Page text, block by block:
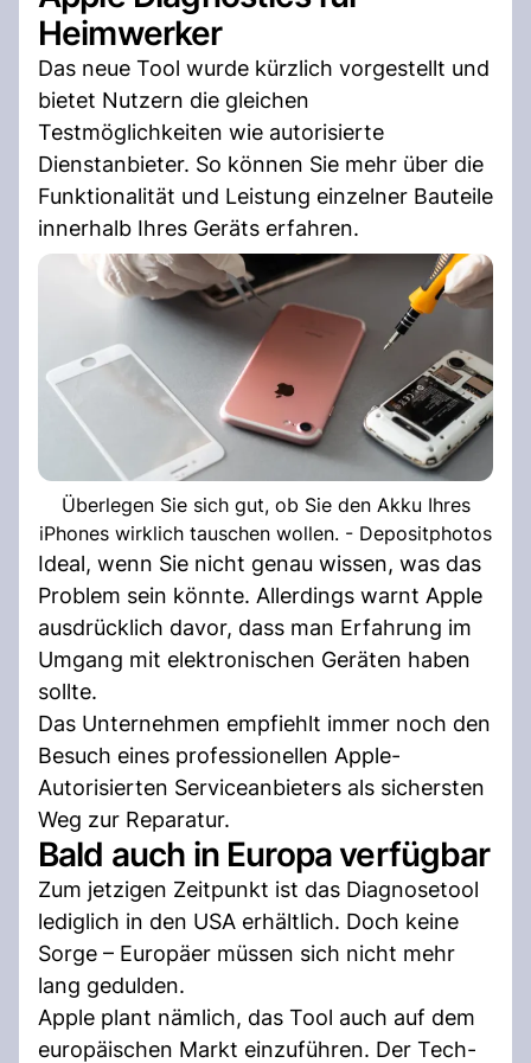
Heimwerker
Das neue Tool wurde kürzlich vorgestellt und
bietet Nutzern die gleichen
Testmöglichkeiten wie autorisierte
Dienstanbieter. So können Sie mehr über die
Funktionalität und Leistung einzelner Bauteile
innerhalb Ihres Geräts erfahren.
Überlegen Sie sich gut, ob Sie den Akku Ihres
iPhones wirklich tauschen wollen. - Depositphotos
Ideal, wenn Sie nicht genau wissen, was das
Problem sein könnte. Allerdings warnt Apple
ausdrücklich davor, dass man Erfahrung im
Umgang mit elektronischen Geräten haben
sollte.
Das Unternehmen empfiehlt immer noch den
Besuch eines professionellen Apple-
Autorisierten Serviceanbieters als sichersten
Weg zur Reparatur.
Bald auch in Europa verfügbar
Zum jetzigen Zeitpunkt ist das Diagnosetool
lediglich in den USA erhältlich. Doch keine
Sorge – Europäer müssen sich nicht mehr
lang gedulden.
Apple plant nämlich, das Tool auch auf dem
europäischen Markt einzuführen. Der Tech-